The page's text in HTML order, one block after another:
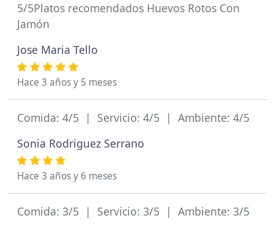
5/5Platos recomendados Huevos Rotos Con
Jamón
Jose Maria Tello
Hace 3 años y 5 meses
Comida: 4/5 | Servicio: 4/5 | Ambiente: 4/5
Sonia Rodriguez Serrano
Hace 3 años y 6 meses
Comida: 3/5 | Servicio: 3/5 | Ambiente: 3/5